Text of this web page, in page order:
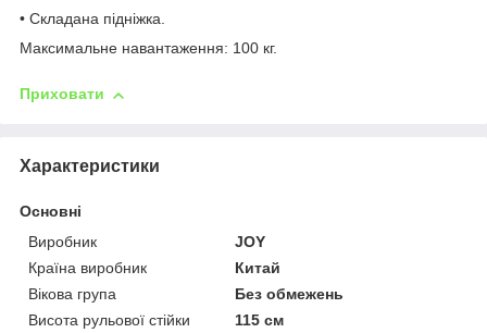
• Складана підніжка.
Максимальне навантаження: 100 кг.
Приховати
Характеристики
Основні
Виробник
JOY
Країна виробник
Китай
Вікова група
Без обмежень
Висота рульової стійки
115 см